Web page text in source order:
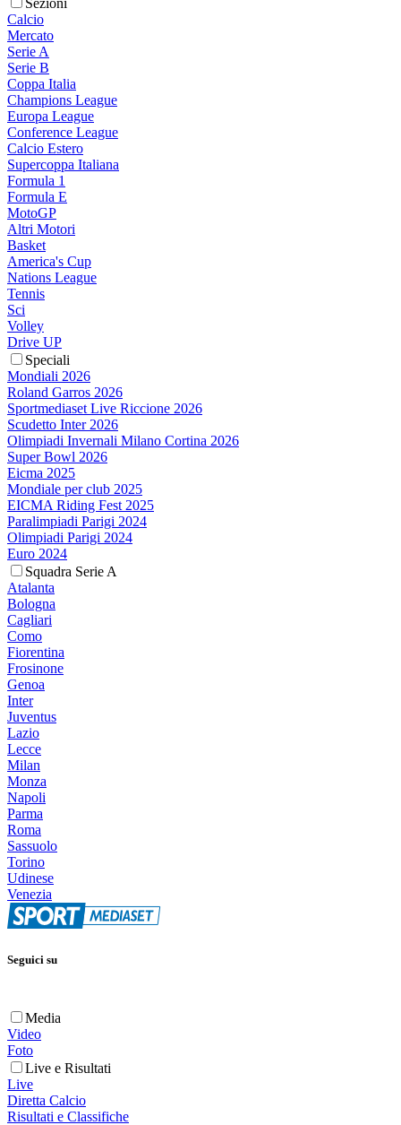
Sezioni
Calcio
Mercato
Serie A
Serie B
Coppa Italia
Champions League
Europa League
Conference League
Calcio Estero
Supercoppa Italiana
Formula 1
Formula E
MotoGP
Altri Motori
Basket
America's Cup
Nations League
Tennis
Sci
Volley
Drive UP
Speciali
Mondiali 2026
Roland Garros 2026
Sportmediaset Live Riccione 2026
Scudetto Inter 2026
Olimpiadi Invernali Milano Cortina 2026
Super Bowl 2026
Eicma 2025
Mondiale per club 2025
EICMA Riding Fest 2025
Paralimpiadi Parigi 2024
Olimpiadi Parigi 2024
Euro 2024
Squadra Serie A
Atalanta
Bologna
Cagliari
Como
Fiorentina
Frosinone
Genoa
Inter
Juventus
Lazio
Lecce
Milan
Monza
Napoli
Parma
Roma
Sassuolo
Torino
Udinese
Venezia
Seguici su
Media
Video
Foto
Live e Risultati
Live
Diretta Calcio
Risultati e Classifiche